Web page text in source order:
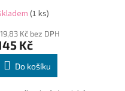
(1 ks)
Kč bez DPH
Kč
Do košíku